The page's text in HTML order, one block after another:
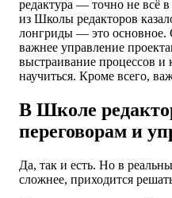
редактура — точно не всё
из Школы редакторов
лонгриды — это основное.
важнее управление
выстраивание процессов
научиться. Кроме всего,
В Школе
переговорам и
Да, так и есть. Но в
сложнее, приходится